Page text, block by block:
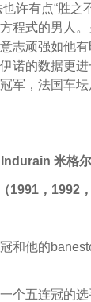
许有点“胜之
程式的男人
志顽强如他
诺的数据更
军，法国车
米格尔
1991，1992
和他的
个五连冠的